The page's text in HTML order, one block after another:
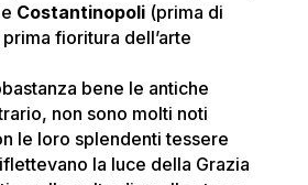
e Costantinopoli(prima di
fioritura dell’arte
bene le antiche
non sono molti noti
le loro splendenti tessere
la luce della Grazia